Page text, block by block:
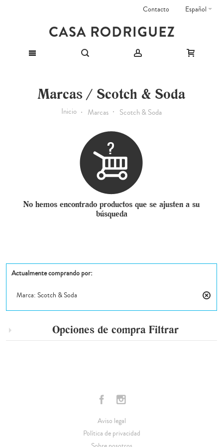
Español
Contacto
Marcas / Scotch & Soda
Inicio Marcas Scotch & Soda
No hemos encontrado productos que se ajusten a su
búsqueda
Actualmente comprando por:
este
Marca: Scotch & Soda
Opciones de compra Filtrar
Aviso legal
Política de privacidad